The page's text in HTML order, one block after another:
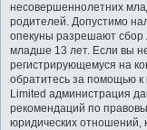
несовершеннолетних
родителей. Допустимо
опекуны разрешают
младше 13 лет. Если вы
регистрирующемуся на
обратитесь за помощью к
Limited администрация
рекомендаций по
юридических отношений,